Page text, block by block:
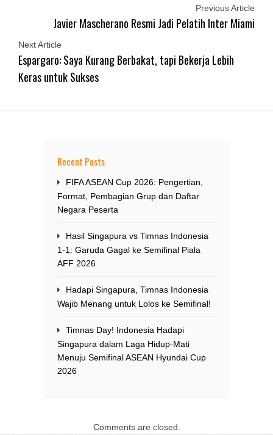
Previous Article
Javier Mascherano Resmi Jadi Pelatih Inter Miami
Next Article
Espargaro: Saya Kurang Berbakat, tapi Bekerja Lebih
Keras untuk Sukses
Recent Posts
FIFA ASEAN Cup 2026: Pengertian,
Format, Pembagian Grup dan Daftar
Negara Peserta
Hasil Singapura vs Timnas Indonesia
1-1: Garuda Gagal ke Semifinal Piala
AFF 2026
Hadapi Singapura, Timnas Indonesia
Wajib Menang untuk Lolos ke Semifinal!
Timnas Day! Indonesia Hadapi
Singapura dalam Laga Hidup-Mati
Menuju Semifinal ASEAN Hyundai Cup
2026
Comments are closed.